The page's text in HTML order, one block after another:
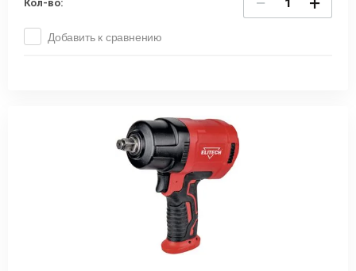
Кол-во:
Добавить к сравнению